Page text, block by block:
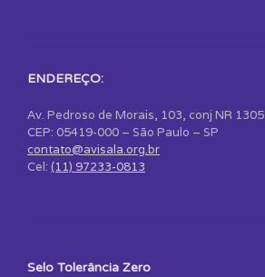
ENDEREÇO:
Av. Pedroso de Morais, 103, conj NR 1305
CEP: 05419-000 – São Paulo – SP
contato@avisala.org.br
Cel: (11) 97233-0813
Selo Tolerância Zero